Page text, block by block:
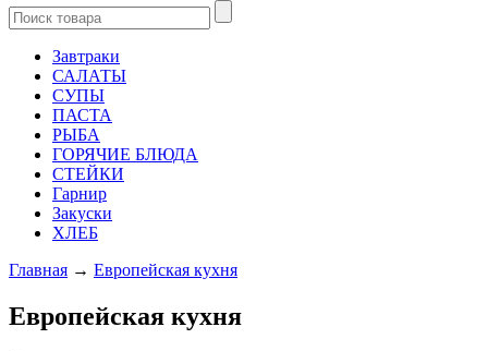
Завтраки
САЛАТЫ
СУПЫ
ПАСТА
РЫБА
ГОРЯЧИЕ БЛЮДА
СТЕЙКИ
Гарнир
Закуски
ХЛЕБ
Главная → Европейская кухня
Европейская кухня